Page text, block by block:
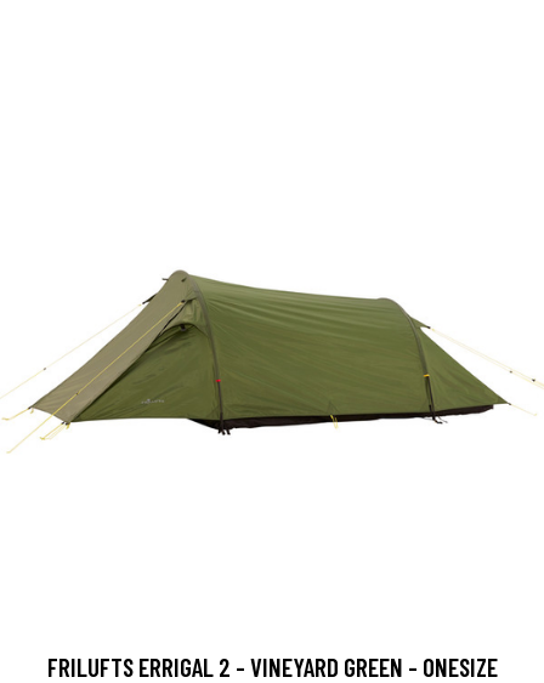
FRILUFTS ERRIGAL 2 - VINEYARD GREEN - ONESIZE